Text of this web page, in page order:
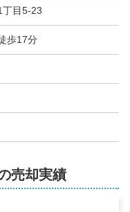
丁目5-23
歩17分
売却実績